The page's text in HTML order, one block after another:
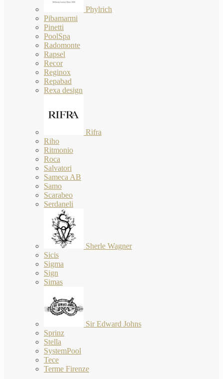
Phylrich
Pibamarmi
Pinetti
PoolSpa
Radomonte
Rapsel
Recor
Reginox
Repabad
Rexa design
Rifra
Riho
Ritmonio
Roca
Salvatori
Sameca AB
Samo
Scarabeo
Serdaneli
Sherle Wagner
Sicis
Sigma
Sign
Simas
Sir Edward Johns
Sprinz
Stella
SystemPool
Tece
Terme Firenze